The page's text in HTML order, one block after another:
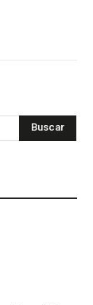
Buscar